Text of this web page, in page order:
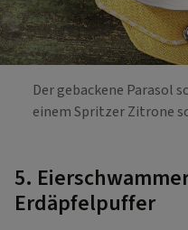
Der gebackene Parasol
einem Spritzer Zitrone
5.
Erdäpfelpuffer